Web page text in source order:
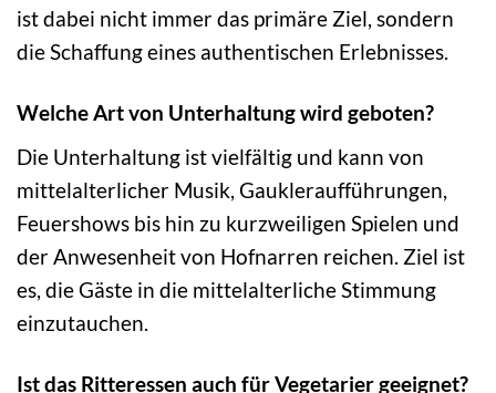
ist dabei nicht immer das primäre Ziel, sondern
die Schaffung eines authentischen Erlebnisses.
Welche Art von Unterhaltung wird geboten?
Die Unterhaltung ist vielfältig und kann von
mittelalterlicher Musik, Gaukleraufführungen,
Feuershows bis hin zu kurzweiligen Spielen und
der Anwesenheit von Hofnarren reichen. Ziel ist
es, die Gäste in die mittelalterliche Stimmung
einzutauchen.
Ist das Ritteressen auch für Vegetarier geeignet?